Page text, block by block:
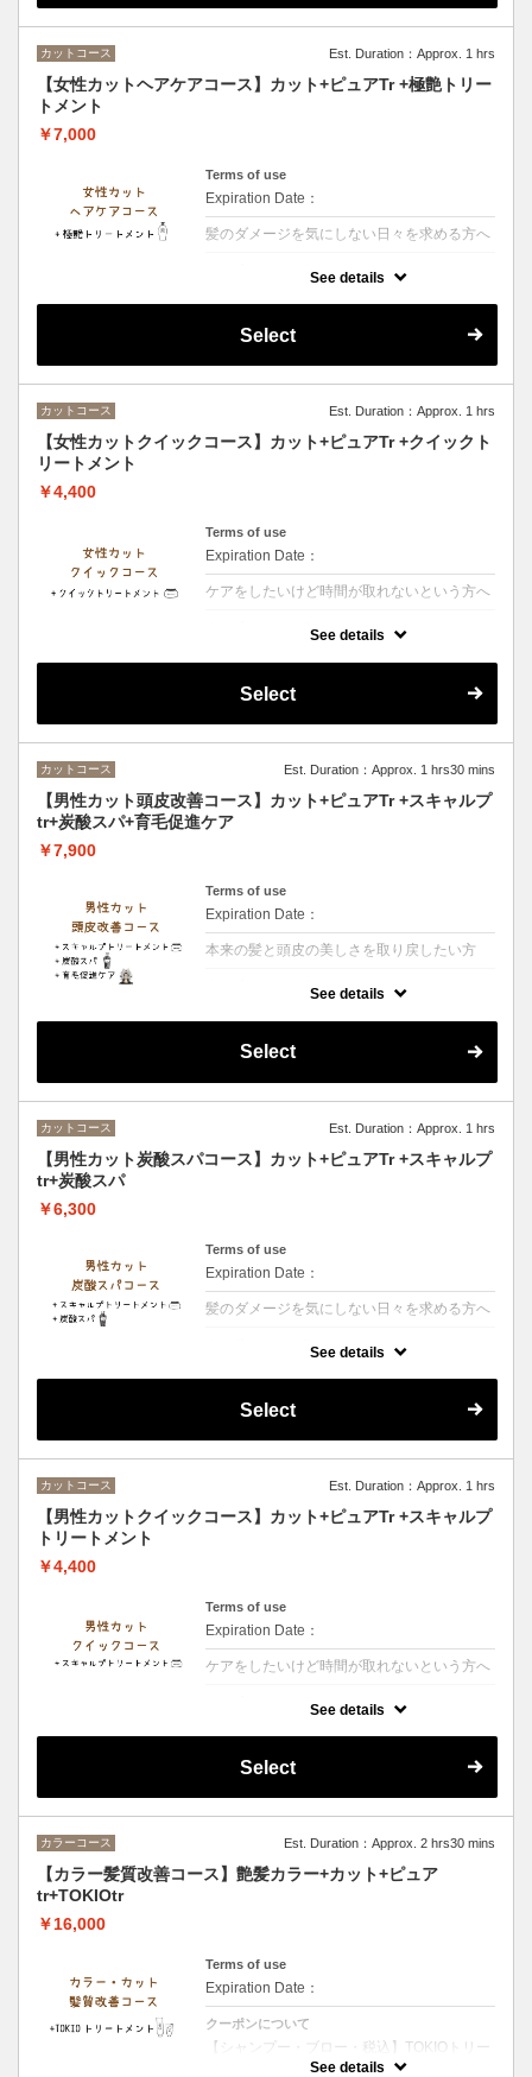
カットコース Est. Duration：Approx. 1 hrs
【女性カットヘアケアコース】カット+ピュアTr +極艶トリー
トメント
￥7,000
Terms of use
Expiration Date：
髪のダメージを気にしない日々を求める方へ
養を入れる3段階集中トリートメント艶とま
とまりのある髪へ導きます
See details
Select
カットコース Est. Duration：Approx. 1 hrs
【女性カットクイックコース】カット+ピュアTr +クイックト
リートメント
￥4,400
Terms of use
Expiration Date：
ケアをしたいけど時間が取れないという方へ
ないお客様・お時間があまりないお客様オス
行います
See details
Select
カットコース Est. Duration：Approx. 1 hrs30 mins
【男性カット頭皮改善コース】カット+ピュアTr +スキャルプ
tr+炭酸スパ+育毛促進ケア
￥7,900
Terms of use
Expiration Date：
本来の髪と頭皮の美しさを取り戻したい方
10000ppm!!頭皮・毛髪の皮脂除去します頭
皮の汚れをリセット頭皮栄養成分をしっかり
補給本格スカルプケアです
See details
Select
カットコース Est. Duration：Approx. 1 hrs
【男性カット炭酸スパコース】カット+ピュアTr +スキャルプ
tr+炭酸スパ
￥6,300
Terms of use
Expiration Date：
髪のダメージを気にしない日々を求める方へ
10000ppm!!頭皮・毛髪の皮脂除去します頭
See details
Select
カットコース Est. Duration：Approx. 1 hrs
【男性カットクイックコース】カット+ピュアTr +スキャルプ
トリートメント
￥4,400
Terms of use
Expiration Date：
ケアをしたいけど時間が取れないという方へ
リートメントで頭皮をケア
See details
Select
カラーコース Est. Duration：Approx. 2 hrs30 mins
【カラー髪質改善コース】艶髪カラー+カット+ピュア
tr+TOKIOtr
￥16,000
Terms of use
Expiration Date：
クーポンについて
【シャンプー・ブロー・税込】TOKIOトリー
トメント特許技術で髪内部を徹底補修 圧倒的
See details